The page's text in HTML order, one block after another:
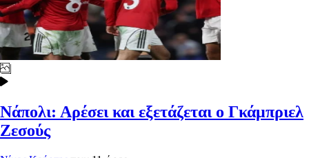
Νάπολι: Αρέσει και εξετάζεται ο Γκάμπριελ
Ζεσούς